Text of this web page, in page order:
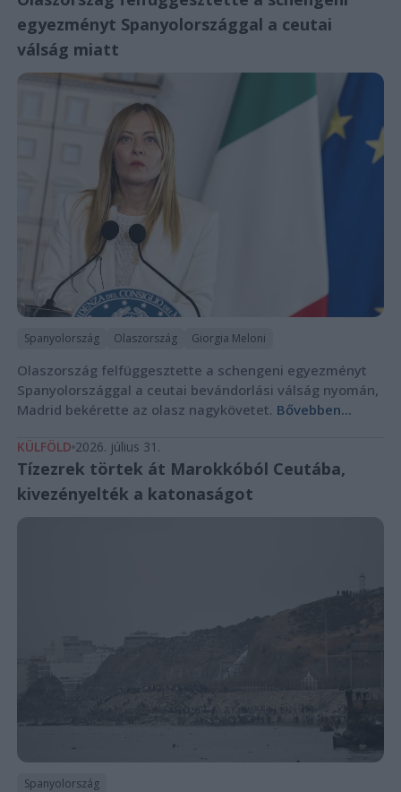
egyezményt Spanyolországgal a ceutai
válság miatt
Spanyolország Olaszország Giorgia Meloni
Olaszország felfüggesztette a schengeni egyezményt
Spanyolországgal a ceutai bevándorlási válság nyomán,
Madrid bekérette az olasz nagykövetet. Bővebben...
KÜLFÖLD 2026. július 31.
Tízezrek törtek át Marokkóból Ceutába,
kivezényelték a katonaságot
Spanyolország